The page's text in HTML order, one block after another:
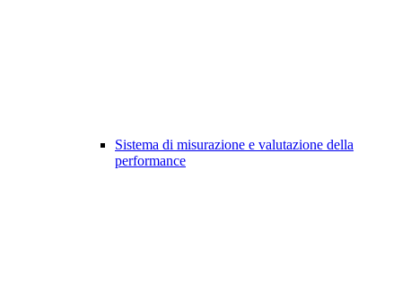
Sistema di misurazione e valutazione della
performance